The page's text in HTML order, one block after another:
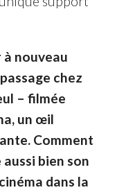
nouveau
chez
– filmée
un œil
Comment
bien son
dans la